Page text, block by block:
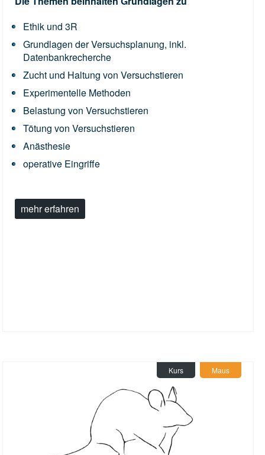
Ethik und 3R
Grundlagen der Versuchsplanung, inkl.
Datenbankrecherche
Zucht und Haltung von Versuchstieren
Experimentelle Methoden
Belastung von Versuchstieren
Tötung von Versuchstieren
Anästhesie
operative Eingriffe
mehr erfahren
Kurs Maus